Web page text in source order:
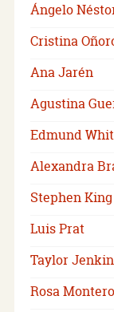
Ángelo
Cristina
Ana Jarén
Agustina
Edmund
Alexandra
Stephen King
Luis Prat
Taylor
Rosa Montero